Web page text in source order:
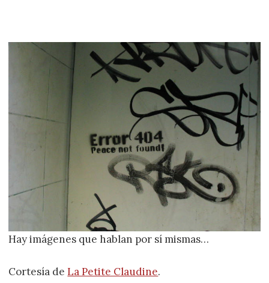
Hay imágenes que hablan por sí mismas…
Cortesía deLa Petite Claudine.